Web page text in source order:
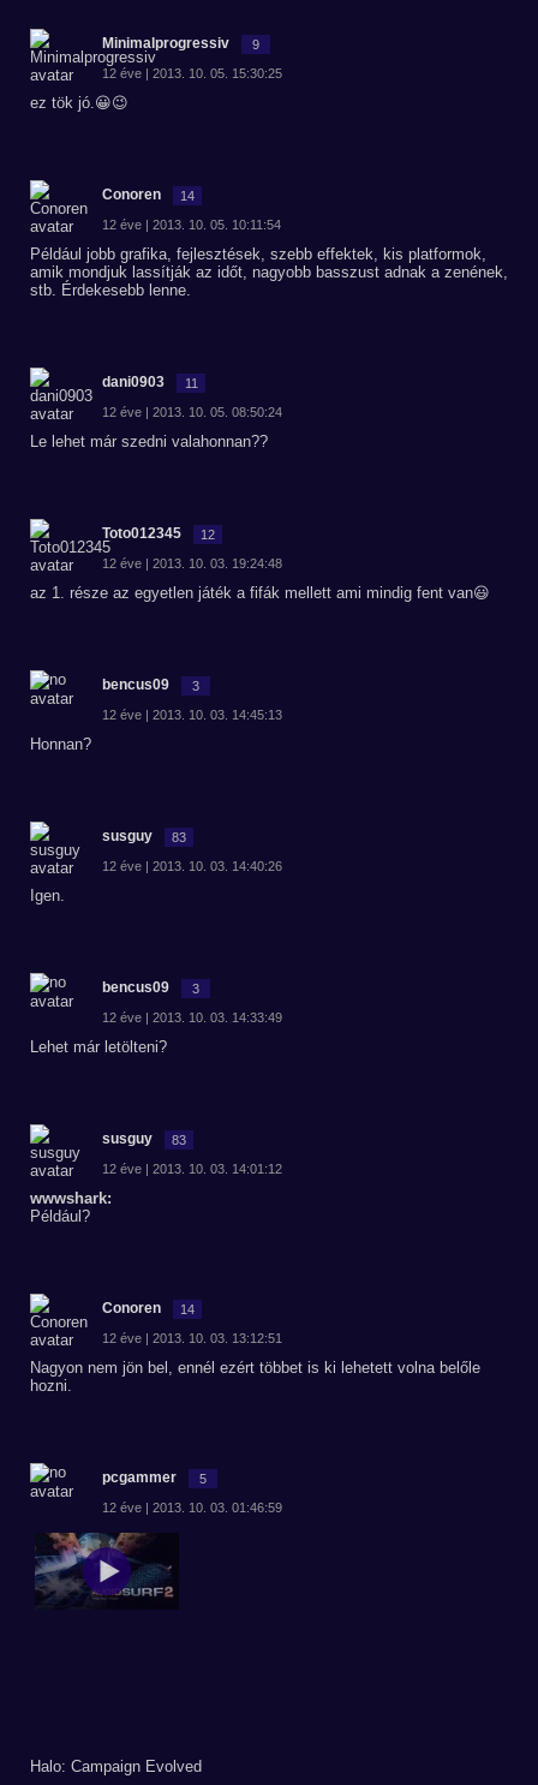
Minimalprogressiv 9
12 éve | 2013. 10. 05. 15:30:25
ez tök jó.😀😉
Conoren 14
12 éve | 2013. 10. 05. 10:11:54
Például jobb grafika, fejlesztések, szebb effektek, kis platformok,
amik mondjuk lassítják az időt, nagyobb basszust adnak a zenének,
stb. Érdekesebb lenne.
dani0903 11
12 éve | 2013. 10. 05. 08:50:24
Le lehet már szedni valahonnan??
Toto012345 12
12 éve | 2013. 10. 03. 19:24:48
az 1. része az egyetlen játék a fifák mellett ami mindig fent van😃
bencus09 3
12 éve | 2013. 10. 03. 14:45:13
Honnan?
susguy 83
12 éve | 2013. 10. 03. 14:40:26
Igen.
bencus09 3
12 éve | 2013. 10. 03. 14:33:49
Lehet már letölteni?
susguy 83
12 éve | 2013. 10. 03. 14:01:12
wwwshark:
Például?
Conoren 14
12 éve | 2013. 10. 03. 13:12:51
Nagyon nem jön bel, ennél ezért többet is ki lehetett volna belőle
hozni.
pcgammer 5
12 éve | 2013. 10. 03. 01:46:59
Halo: Campaign Evolved